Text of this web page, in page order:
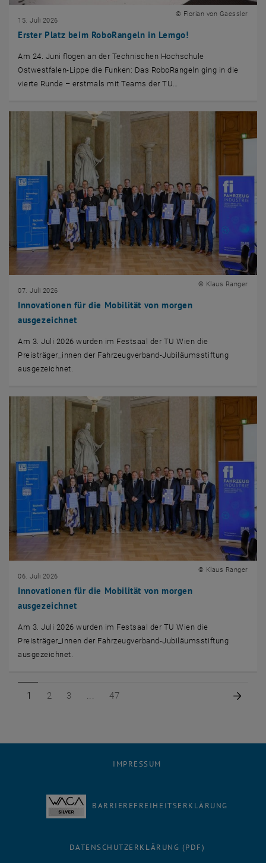
Erster Platz beim RoboRangeln in Lemgo!
15. Juli 2026
© Florian von Gaessler
Am 24. Juni flogen an der Technischen Hochschule
Ostwestfalen-Lippe die Funken: Das RoboRangeln ging in die
vierte Runde – erstmals mit Teams der TU…
Innovationen für die Mobilität von morgen
ausgezeichnet
07. Juli 2026
© Klaus Ranger
Am 3. Juli 2026 wurden im Festsaal der TU Wien die
Preisträger_innen der Fahrzeugverband-Jubiläumsstiftung
ausgezeichnet.
Innovationen für die Mobilität von morgen
ausgezeichnet
06. Juli 2026
© Klaus Ranger
Am 3. Juli 2026 wurden im Festsaal der TU Wien die
Preisträger_innen der Fahrzeugverband-Jubiläumsstiftung
ausgezeichnet.
Seite 1 von 47
1 Seite 2 von 47
2 Seite 3 von 47
3 Seite 47 von 47
47
IMPRESSUM
BARRIEREFREIHEITSERKLÄRUNG
DATENSCHUTZERKLÄRUNG (PDF)